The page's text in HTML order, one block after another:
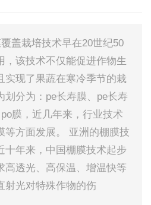
盖栽培技术早在20世纪50
，该技术不仅能促进作物生
实现了果蔬在寒冷季节的栽
划分为：pe长寿膜、pe长寿
膜，近几年来，行业技术
等方面发展。 亚洲的棚膜技
十年来，中国棚膜技术起步
高透光、高保温、增温快等
射光对特殊作物的伤